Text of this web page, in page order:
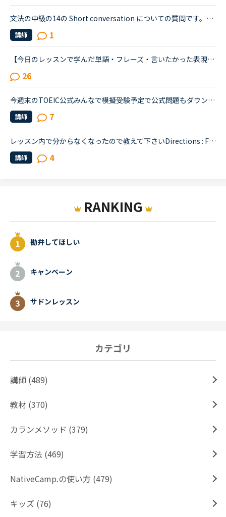
文法の中級の14の Short conversation についての質問です。Layla and David are having a conversation about the incident.David : Have you heard about the incident that happened the other night?Layla : ...
講師 1
【今日のレッスンで学んだ単語・フレーズ・言いたかった表現・気づき・豆知識・お役立ち情報など】アウトプット&amp;シェア用スレッドです。レッスン毎のアウトプット利用や備忘録利用はもちろん、単に「おもしろ...
26
今週末のTOEIC公式みんなで模擬受験予定で公式問題もダウンロードして印刷しました。TOEIC L&amp;Rの受験が体験できる動画をYouTube上に公開して、公式問題や公式スピーカーによるリスニング音声で、公開テスト受...
講師 7
レッスン内で分からなくなったので教えて下さいDirections : Find the mistake in each sentence and read the sentence correctly.例You : She has a friend her mother is a nurse.&gt;&gt;&gt; She has a frie...
講師 4
RANKING
勘弁してほしい
キャンペーン
サドンレッスン
カテゴリ
講師 (489)
教材 (370)
カランメソッド (379)
学習方法 (469)
NativeCamp.の使い方 (479)
キッズ (76)